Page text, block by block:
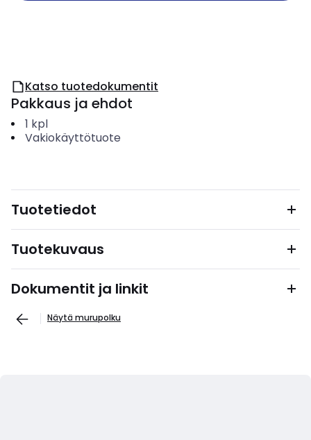
Katso tuotedokumentit
Pakkaus ja ehdot
1 kpl
Vakiokäyttötuote
Tuotetiedot
Tuotekuvaus
Dokumentit ja linkit
Näytä murupolku